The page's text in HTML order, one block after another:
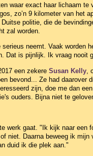
waar exact haar lichaam
zo’n 9 kilometer van het
politie, die de
zal worden.
neemt. Vaak worden
Dat is pijnlijk. Ik vraag nooit
een zekere Susan Kelly
bevond... Ze had daarover
zijn, doe me dan
ouders. Bijna niet te
werk gaat. "Ik kijk naar een
niet. Daarna beweeg ik
duid ik die plek aan."